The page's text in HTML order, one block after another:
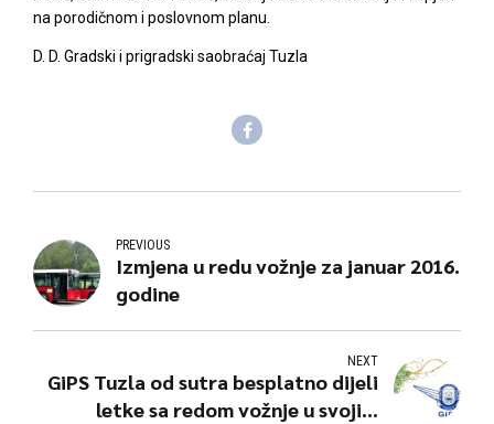
na porodičnom i poslovnom planu.
D. D. Gradski i prigradski saobraćaj Tuzla
PREVIOUS
Izmjena u redu vožnje za januar 2016.
godine
NEXT
GiPS Tuzla od sutra besplatno dijeli
letke sa redom vožnje u svojim